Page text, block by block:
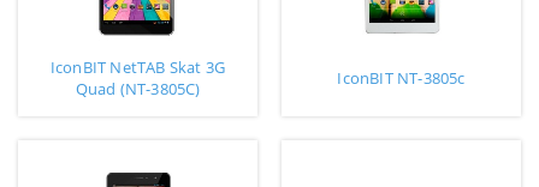
IconBIT NetTAB Skat 3G
Quad (NT-3805C)
IconBIT NT-3805c